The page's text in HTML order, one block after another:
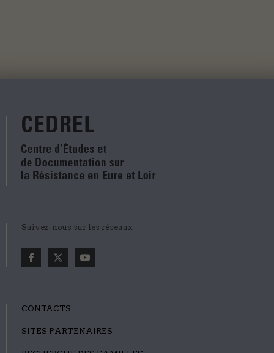
Suivez-nous sur les réseaux
CONTACTS
SITES PARTENAIRES